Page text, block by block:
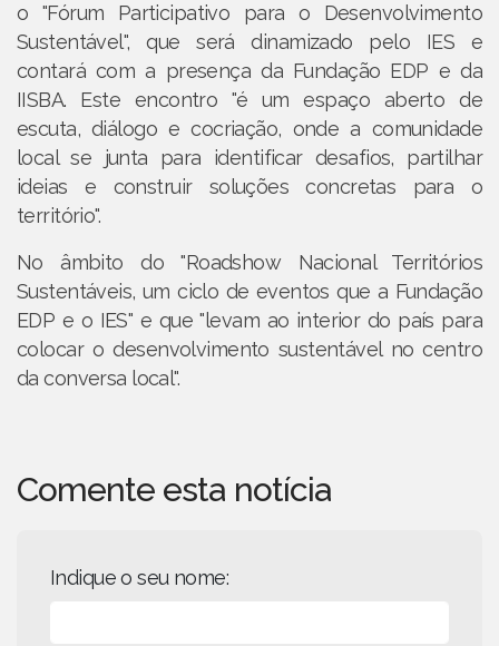
o "Fórum Participativo para o Desenvolvimento
Sustentável", que será dinamizado pelo IES e
contará com a presença da Fundação EDP e da
IISBA. Este encontro "é um espaço aberto de
escuta, diálogo e cocriação, onde a comunidade
local se junta para identificar desafios, partilhar
ideias e construir soluções concretas para o
território".
No âmbito do "Roadshow Nacional Territórios
Sustentáveis, um ciclo de eventos que a Fundação
EDP e o IES" e que "levam ao interior do país para
colocar o desenvolvimento sustentável no centro
da conversa local".
Comente esta notícia
Indique o seu nome: